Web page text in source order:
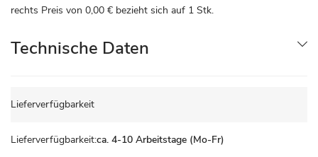
rechts Preis von 0,00 € bezieht sich auf 1 Stk.
Technische Daten
Daten
Lieferverfügbarkeit
ca. 4-10 Arbeitstage (Mo-Fr)